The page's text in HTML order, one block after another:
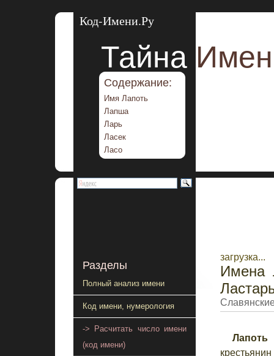
Код-Имени.Ру
Тайна
Содержание:
Имя Лапоть
Лапша
Ларь
Ласек
Ласо
загрузка...
Имена
Лапоть
Разделы
Полный анализ имени
Код имени, нумерология
-> Расчитать число имени
(код имени)